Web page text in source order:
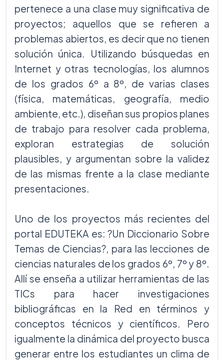
pertenece a una clase muy significativa de
proyectos; aquellos que se refieren a
problemas abiertos, es decir que no tienen
solución única. Utilizando búsquedas en
Internet y otras tecnologías, los alumnos
de los grados 6º a 8º, de varias clases
(física, matemáticas, geografía, medio
ambiente, etc.), diseñan sus propios planes
de trabajo para resolver cada problema,
exploran estrategias de solución
plausibles, y argumentan sobre la validez
de las mismas frente a la clase mediante
presentaciones.
Uno de los proyectos más recientes del
portal EDUTEKA es: ?Un Diccionario Sobre
Temas de Ciencias?, para las lecciones de
ciencias naturales de los grados 6º, 7º y 8º.
Allí se enseña a utilizar herramientas de las
TICs para hacer investigaciones
bibliográficas en la Red en términos y
conceptos técnicos y científicos. Pero
igualmente la dinámica del proyecto busca
generar entre los estudiantes un clima de